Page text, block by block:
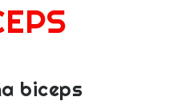
biceps